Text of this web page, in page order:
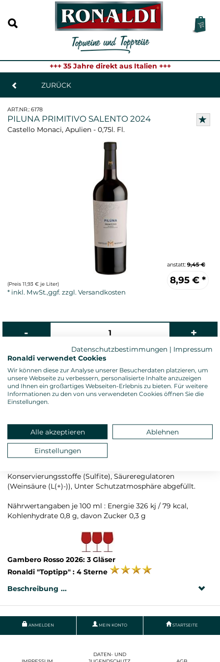
+++ 35 Jahre direkt aus Italien +++
ZURÜCK
ART.NR.: 6178
PILUNA PRIMITIVO SALENTO 2024
Castello Monaci, Apulien - 0,75l. Fl.
anstatt: 9,45 €
8,95 € *
(Preis 11,93 € je Liter)
Rotwein, trocken
Alkoholgehalt: 14,0 %vol.
Gesamtsäure: 5,70 g/l
Restzucker: 3,00 g/l
Verschluss: Diamkorken
Land: Italien, Anbauregion: Apulien
Rebsorte: Primitivo
Konservierungsstoffe (Sulfite), Säureregulatoren
(Weinsäure (L(+)-)), Unter Schutzatmosphäre abgefüllt.
Nährwertangaben je 100 ml : Energie 326 kj / 79 kcal,
Kohlenhydrate 0,8 g, davon Zucker 0,3 g
Gambero Rosso 2026: 3 Gläser
Ronaldi "Toptipp" : 4 Sterne
Beschreibung
ANMELDEN MEIN KONTO STARTSEITE
DATEN- UND
Datenschutzbestimmungen | Impressum
Ronaldi verwendet Cookies
Wir können diese zur Analyse unserer Besucherdaten platzieren, um
unsere Webseite zu verbessern, personalisierte Inhalte anzuzeigen
und Ihnen ein großartiges Webseiten-Erlebnis zu bieten. Für weitere
Informationen zu den von uns verwendeten Cookies öffnen Sie die
Einstellungen.
Alle akzeptieren Ablehnen
Einstellungen